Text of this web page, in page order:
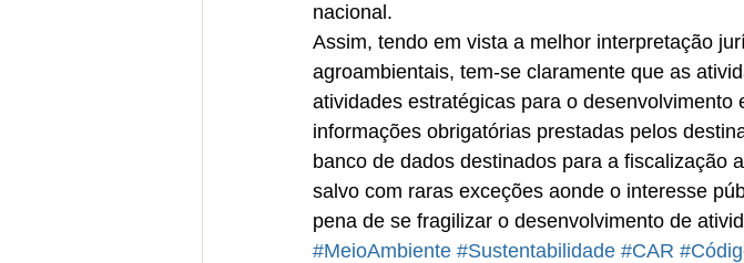
nacional.
Assim, tendo em vista a melhor interpretação
agroambientais, tem-se claramente que as
atividades estratégicas para o
informações obrigatórias prestadas pelos
banco de dados destinados para a fiscalização
salvo com raras exceções aonde o interesse
pena de se fragilizar o desenvolvimento de
#MeioAmbiente #Sustentabilidade #CAR